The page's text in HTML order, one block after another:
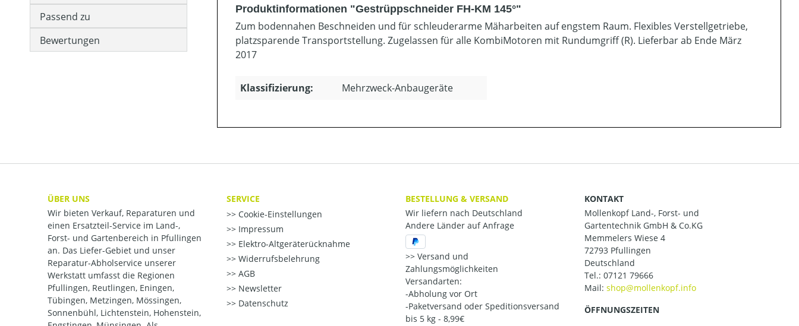
Passend zu
Bewertungen
Produktinformationen "Gestrüppschneider FH-KM 145°"
Zum bodennahen Beschneiden und für schleuderarme Mäharbeiten auf engstem Raum. Flexibles Verstellgetriebe,
platzsparende Transportstellung. Zugelassen für alle KombiMotoren mit Rundumgriff (R). Lieferbar ab Ende März
2017
Klassifizierung: Mehrzweck-Anbaugeräte
ÜBER UNS
Wir bieten Verkauf, Reparaturen und
einen Ersatzteil-Service im Land-,
Forst- und Gartenbereich in Pfullingen
an. Das Liefer-Gebiet und unser
Reparatur-Abholservice unserer
Werkstatt umfasst die Regionen
Pfullingen, Reutlingen, Eningen,
Tübingen, Metzingen, Mössingen,
Sonnenbühl, Lichtenstein, Hohenstein,
SERVICE
Cookie-Einstellungen
Impressum
Elektro-Altgeräterücknahme
Widerrufsbelehrung
AGB
Newsletter
Datenschutz
BESTELLUNG & VERSAND
Wir liefern nach Deutschland
Andere Länder auf Anfrage
Versand und
Zahlungsmöglichkeiten
Versandarten:
-Abholung vor Ort
-Paketversand oder Speditionsversand
bis 5 kg - 8,99€
KONTAKT
Mollenkopf Land-, Forst- und
Gartentechnik GmbH & Co.KG
Memmelers Wiese 4
72793 Pfullingen
Deutschland
Tel.: 07121 79666
Mail:
ÖFFNUNGSZEITEN